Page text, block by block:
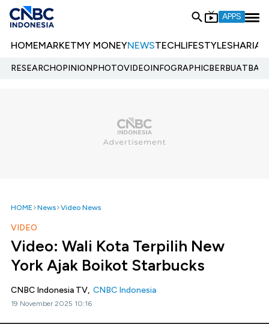
APPS
HOMEMARKETMY MONEYNEWSTECHLIFESTYLESHARIA
RESEARCHOPINIONPHOTOVIDEOINFOGRAPHIC
HOME News Video News
VIDEO
Video: Wali Kota Terpilih New
York Ajak Boikot Starbucks
CNBC Indonesia TV, CNBC Indonesia
19 November 2025 10:16